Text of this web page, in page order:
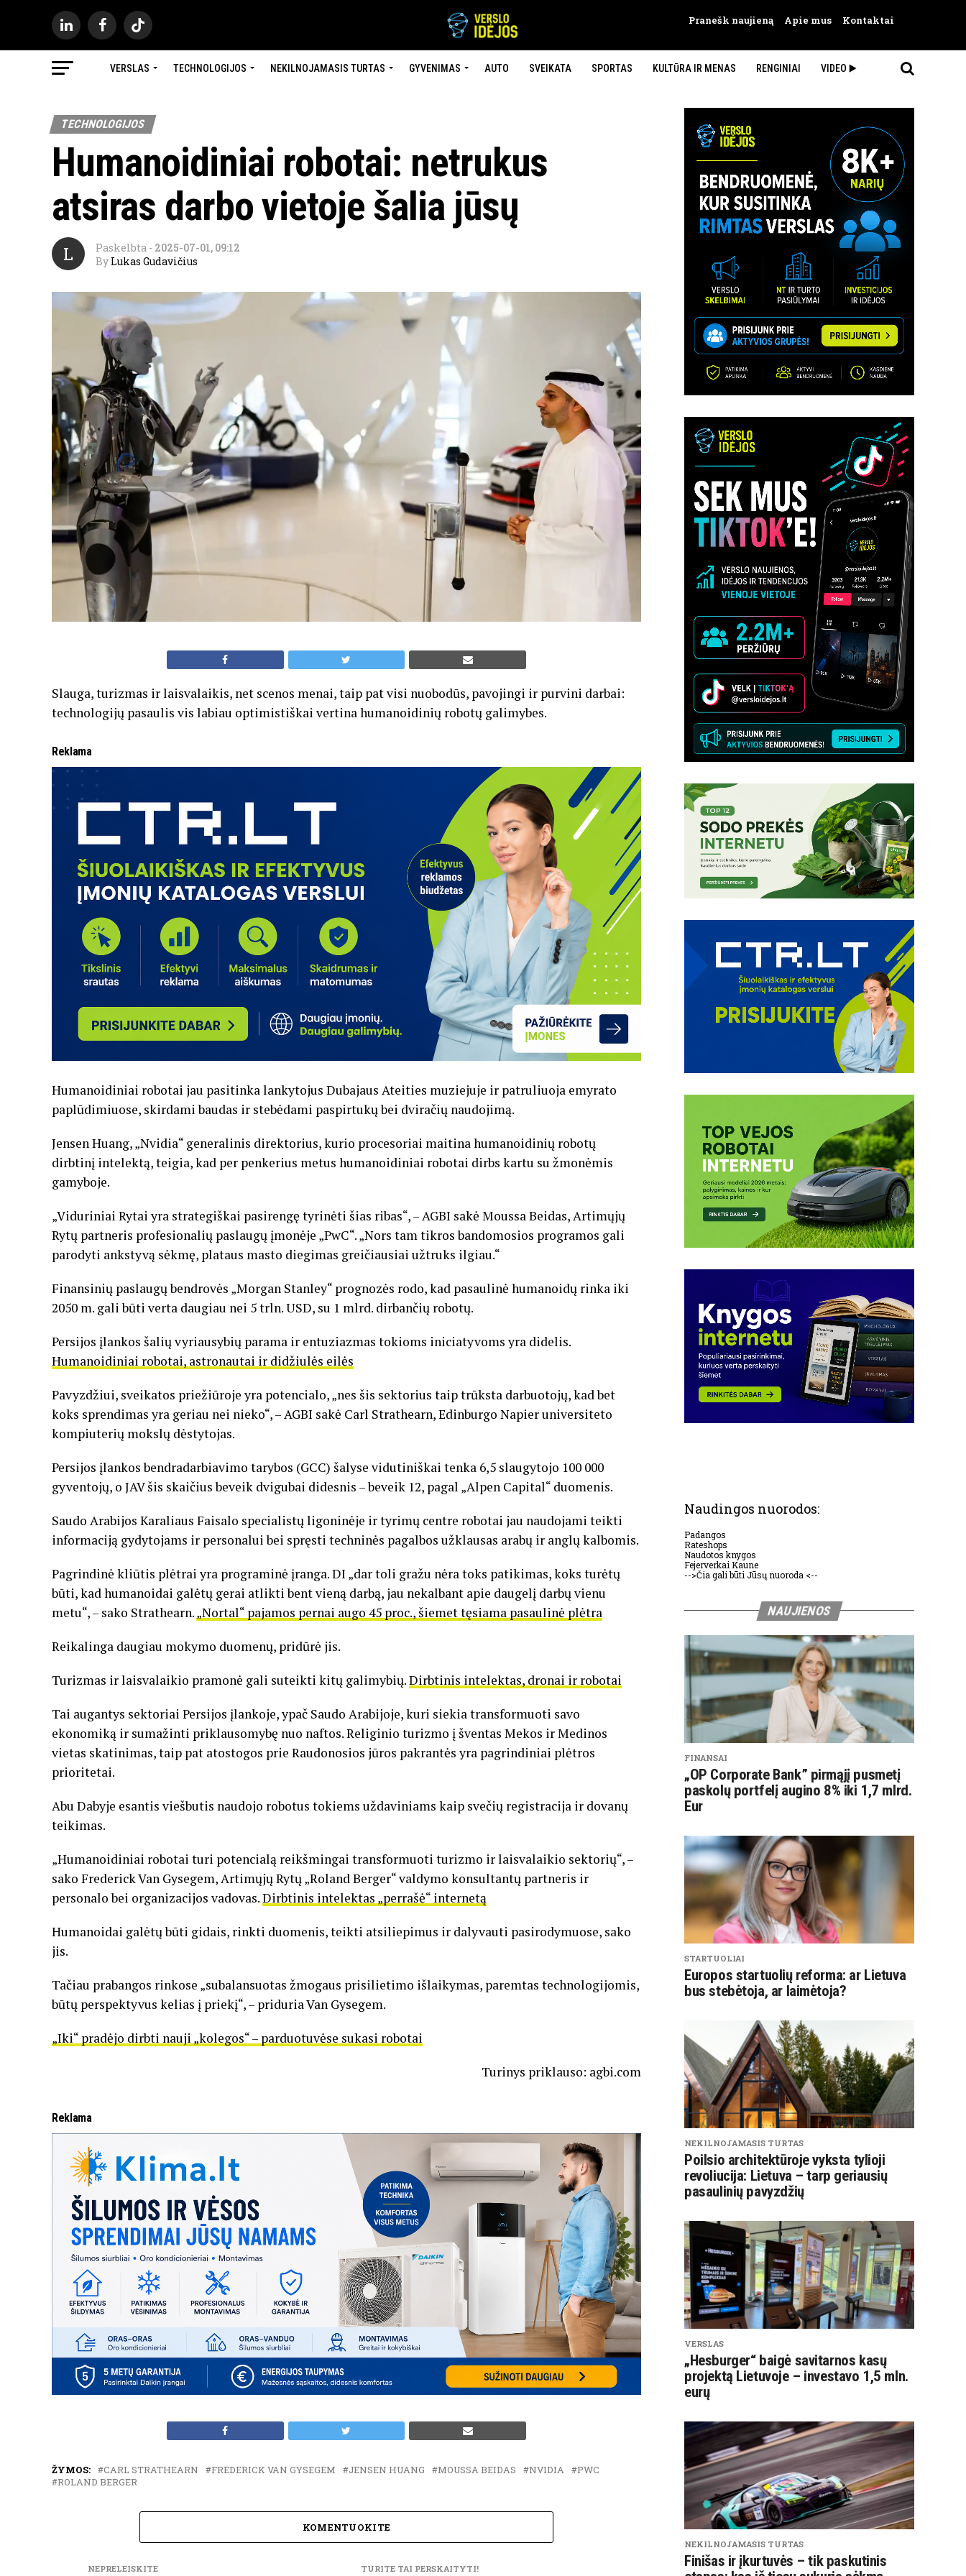
Pranešk naujieną Apie mus Kontaktai
VERSLAS TECHNOLOGIJOS NEKILNOJAMASIS TURTAS GYVENIMAS AUTO SVEIKATA SPORTAS KULTŪRA IR MENAS RENGINIAI VIDEO ▶️
TECHNOLOGIJOS
Humanoidiniai robotai: netrukus
atsiras darbo vietoje šalia jūsų
L Paskelbta - 2025-07-01, 09:12
By Lukas Gudavičius
Slauga, turizmas ir laisvalaikis, net scenos menai, taip pat visi nuobodūs, pavojingi ir purvini darbai:
technologijų pasaulis vis labiau optimistiškai vertina humanoidinių robotų galimybes.
Reklama
Humanoidiniai robotai jau pasitinka lankytojus Dubajaus Ateities muziejuje ir patruliuoja emyrato
paplūdimiuose, skirdami baudas ir stebėdami paspirtukų bei dviračių naudojimą.
Jensen Huang, „Nvidia“ generalinis direktorius, kurio procesoriai maitina humanoidinių robotų
dirbtinį intelektą, teigia, kad per penkerius metus humanoidiniai robotai dirbs kartu su žmonėmis
gamyboje.
„Viduriniai Rytai yra strategiškai pasirengę tyrinėti šias ribas“, – AGBI sakė Moussa Beidas, Artimųjų
Rytų partneris profesionalių paslaugų įmonėje „PwC“. „Nors tam tikros bandomosios programos gali
parodyti ankstyvą sėkmę, plataus masto diegimas greičiausiai užtruks ilgiau.“
Finansinių paslaugų bendrovės „Morgan Stanley“ prognozės rodo, kad pasaulinė humanoidų rinka iki
2050 m. gali būti verta daugiau nei 5 trln. USD, su 1 mlrd. dirbančių robotų.
Persijos įlankos šalių vyriausybių parama ir entuziazmas tokioms iniciatyvoms yra didelis.
Humanoidiniai robotai, astronautai ir didžiulės eilės
Pavyzdžiui, sveikatos priežiūroje yra potencialo, „nes šis sektorius taip trūksta darbuotojų, kad bet
koks sprendimas yra geriau nei nieko“, – AGBI sakė Carl Strathearn, Edinburgo Napier universiteto
kompiuterių mokslų dėstytojas.
Persijos įlankos bendradarbiavimo tarybos (GCC) šalyse vidutiniškai tenka 6,5 slaugytojo 100 000
gyventojų, o JAV šis skaičius beveik dvigubai didesnis – beveik 12, pagal „Alpen Capital“ duomenis.
Saudo Arabijos Karaliaus Faisalo specialistų ligoninėje ir tyrimų centre robotai jau naudojami teikti
informaciją gydytojams ir personalui bei spręsti techninės pagalbos užklausas arabų ir anglų kalbomis.
Pagrindinė kliūtis plėtrai yra programinė įranga. DI „dar toli gražu nėra toks patikimas, koks turėtų
būti, kad humanoidai galėtų gerai atlikti bent vieną darbą, jau nekalbant apie daugelį darbų vienu
metu“, – sako Strathearn.„Nortal“ pajamos pernai augo 45 proc., šiemet tęsiama pasaulinė plėtra
Reikalinga daugiau mokymo duomenų, pridūrė jis.
Turizmas ir laisvalaikio pramonė gali suteikti kitų galimybių.Dirbtinis intelektas, dronai ir robotai
Tai augantys sektoriai Persijos įlankoje, ypač Saudo Arabijoje, kuri siekia transformuoti savo
ekonomiką ir sumažinti priklausomybę nuo naftos. Religinio turizmo į šventas Mekos ir Medinos
vietas skatinimas, taip pat atostogos prie Raudonosios jūros pakrantės yra pagrindiniai plėtros
prioritetai.
Abu Dabyje esantis viešbutis naudojo robotus tokiems uždaviniams kaip svečių registracija ir dovanų
teikimas.
„Humanoidiniai robotai turi potencialą reikšmingai transformuoti turizmo ir laisvalaikio sektorių“, –
sako Frederick Van Gysegem, Artimųjų Rytų „Roland Berger“ valdymo konsultantų partneris ir
personalo bei organizacijos vadovas.Dirbtinis intelektas „perrašė“ internetą
Humanoidai galėtų būti gidais, rinkti duomenis, teikti atsiliepimus ir dalyvauti pasirodymuose, sako
jis.
Tačiau prabangos rinkose „subalansuotas žmogaus prisilietimo išlaikymas, paremtas technologijomis,
būtų perspektyvus kelias į priekį“, – priduria Van Gysegem.
„Iki“ pradėjo dirbti nauji „kolegos“ – parduotuvėse sukasi robotai
Turinys priklauso: agbi.com
Reklama
ŽYMOS: CARL STRATHEARN FREDERICK VAN GYSEGEM JENSEN HUANG MOUSSA BEIDAS NVIDIA
PWC
ROLAND BERGER
KOMENTUOKITE
TURITE TAI PERSKAITYTI!
NEPRELEISKITE
Naudingos nuorodos:
Padangos
Rateshops
Naudotos knygos
Fejerverkai Kaune
-->Čia gali būti Jūsų nuoroda <--
NAUJIENOS
FINANSAI
„OP Corporate Bank” pirmąjį pusmetį
paskolų portfelį augino 8% iki 1,7 mlrd.
Eur
STARTUOLIAI
Europos startuolių reforma: ar Lietuva
bus stebėtoja, ar laimėtoja?
NEKILNOJAMASIS TURTAS
Poilsio architektūroje vyksta tylioji
revoliucija: Lietuva – tarp geriausių
pasaulinių pavyzdžių
VERSLAS
„Hesburger“ baigė savitarnos kasų
projektą Lietuvoje – investavo 1,5 mln.
eurų
NEKILNOJAMASIS TURTAS
Finišas ir įkurtuvės – tik paskutinis